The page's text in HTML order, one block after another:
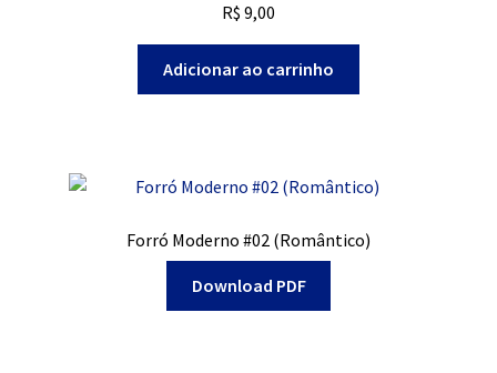
R$ 9,00
Adicionar ao carrinho
Forró Moderno #02 (Romântico)
Download PDF